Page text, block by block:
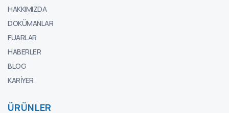
HAKKIMIZDA
DOKÜMANLAR
FUARLAR
HABERLER
BLOG
KARIYER
ÜRÜNLER